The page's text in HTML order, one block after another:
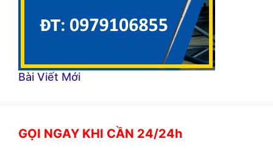
Bài Viết Mới
GỌI NGAY KHI CẦN 24/24h